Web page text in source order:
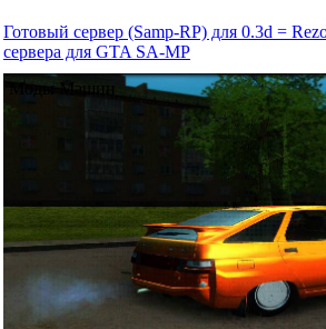
Готовый сервер (Samp-RP) для 0.3d =
сервера для GTA SA-MP
Моды Машин